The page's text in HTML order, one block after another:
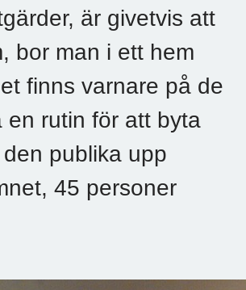
är givetvis att
bor man i ett hem
finns varnare på de
en rutin för att byta
publika upp
45 personer